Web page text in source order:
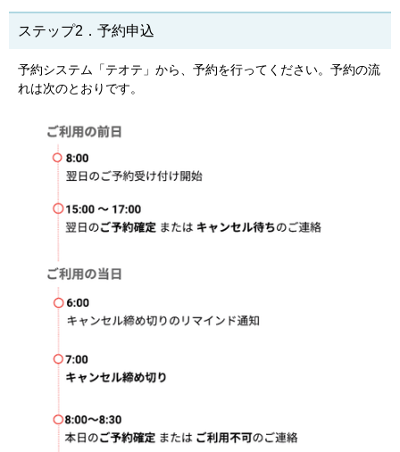
ステップ2．予約申込
予約システム「テオテ」から、予約を行ってください。予約の流
れは次のとおりです。